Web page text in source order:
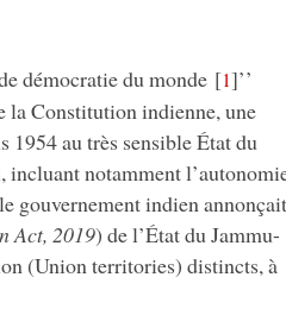
démocratie du monde[1]’’
la Constitution indienne, une
au très sensible État du
notamment
gouvernement indien annonçait
Act, 2019) de l’État du Jammu-
(Union territories) distincts, à